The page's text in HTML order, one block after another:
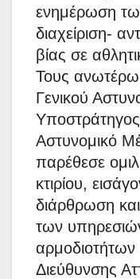
ενημέρωση
διαχείριση-
βίας σε
Τους ανωτέρω
Γενικού
Αστυνομικό
παρέθεσε
κτιρίου,
διάρθρωση
των
αρμοδιοτήτων
Διεύθυνσης